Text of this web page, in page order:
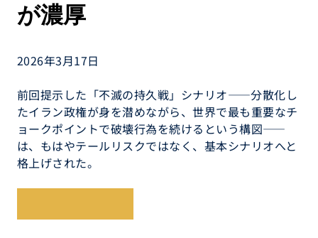
が濃厚
2026年3月17日
前回提示した「不滅の持久戦」シナリオ――分散化し
たイラン政権が身を潜めながら、世界で最も重要なチ
ョークポイントで破壊行為を続けるという構図――
は、もはやテールリスクではなく、基本シナリオへと
格上げされた。